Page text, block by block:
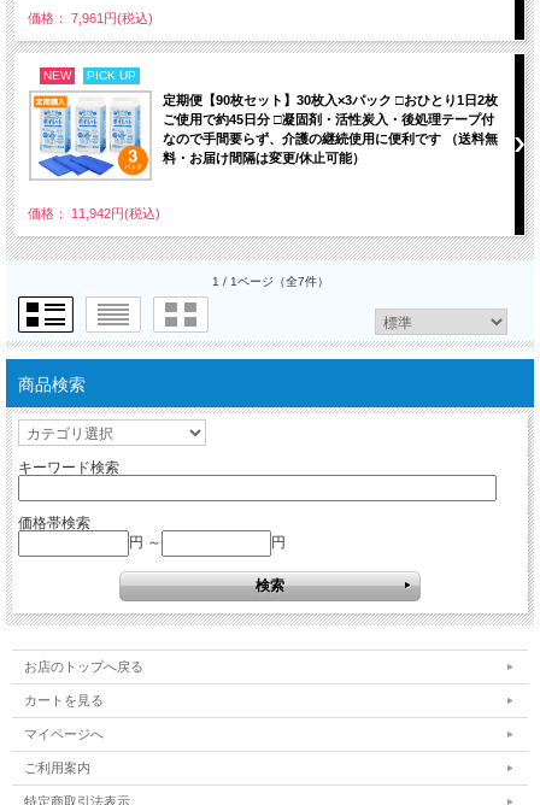
価格： 7,961円(税込)
NEW PICK UP
定期便【90枚セット】30枚入×3パック □おひとり1日2枚
ご使用で約45日分 □凝固剤・活性炭入・後処理テープ付
なので手間要らず、介護の継続使用に便利です （送料無
料・お届け間隔は変更/休止可能）
価格： 11,942円(税込)
1 / 1ページ （全7件）
商品検索
キーワード検索
価格帯検索
円 ～
円
お店のトップへ戻る
カートを見る
マイページへ
ご利用案内
特定商取引法表示